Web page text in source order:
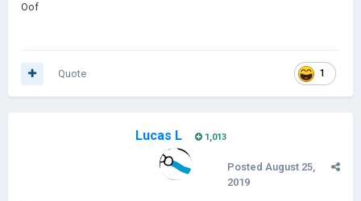
Oof
1
Quote
Lucas L 1,013
Posted August 25,
2019